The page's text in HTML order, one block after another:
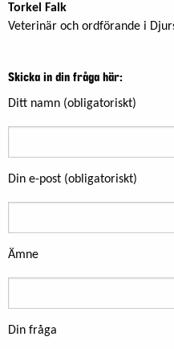
Torkel Falk
Veterinär och ordförande i
Skicka in din fråga här:
Ditt namn (obligatoriskt)
Din e-post (obligatoriskt)
Ämne
Din fråga